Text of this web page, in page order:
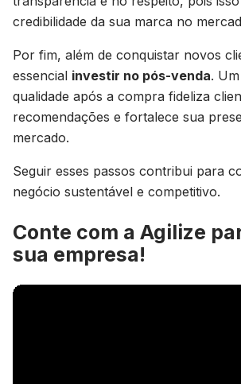
credibilidade da sua marca no
Por fim, além de conquistar novos
essencial investir no pós-venda.
qualidade após a compra fideliza
recomendações e fortalece sua
mercado.
Seguir esses passos contribui para
negócio sustentável e competitivo.
Conte com a Agilize
sua empresa!